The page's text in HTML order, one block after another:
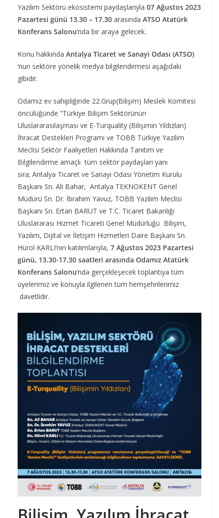
Yazılım Sektörü ekosistemi paydaşlarıyla 07 Ağustos 2023
Pazartesi günü 13.30 – 17.30 arasında ATSO Atatürk
Konferans Salonu‘nda bir araya gelecek.
Konu hakkında Antalya Ticaret ve Sanayi Odası (ATSO)
‘nun sektöre yönelik medya bilgilendirmesi aşağıdaki
gibidir.
Odamız ev sahipliğinde 22.Grup(Bilişim) Meslek Komitesi
öncülüğünde “Türkiye Bilişim Sektörünün
Uluslararasılaşması ve E-Turquality (Bilişimin Yıldızları)
İhracat Destekleri Programı ve TOBB Türkiye Yazılım
Meclisi Sektör Faaliyetleri Hakkında Tanıtım ve
Bilgilendirme amaçlı tüm sektör paydaşları yanı
sıra; Antalya Ticaret ve Sanayi Odası Yönetim Kurulu
Başkanı Sn. Ali Bahar, Antalya TEKNOKENT Genel
Müdürü Sn. Dr. İbrahim Yavuz, TOBB Yazılım Meclisi
Başkanı Sn. Ertan BARUT ve T.C. Ticaret Bakanlığı
Uluslararası Hizmet Ticareti Genel Müdürlüğü Bilişim,
Yazılım, Dijital ve İletişim Hizmetleri Daire Başkanı Sn.
Hürol KARLI’nın katılımlarıyla, 7 Ağustos 2023 Pazartesi
günü, 13.30-17.30 saatleri arasında Odamız Atatürk
Konferans Salonu’nda gerçekleşecek toplantıya tüm
üyelerimiz ve konuyla ilgilenen tüm hemşehrilerimiz
davetlidir.